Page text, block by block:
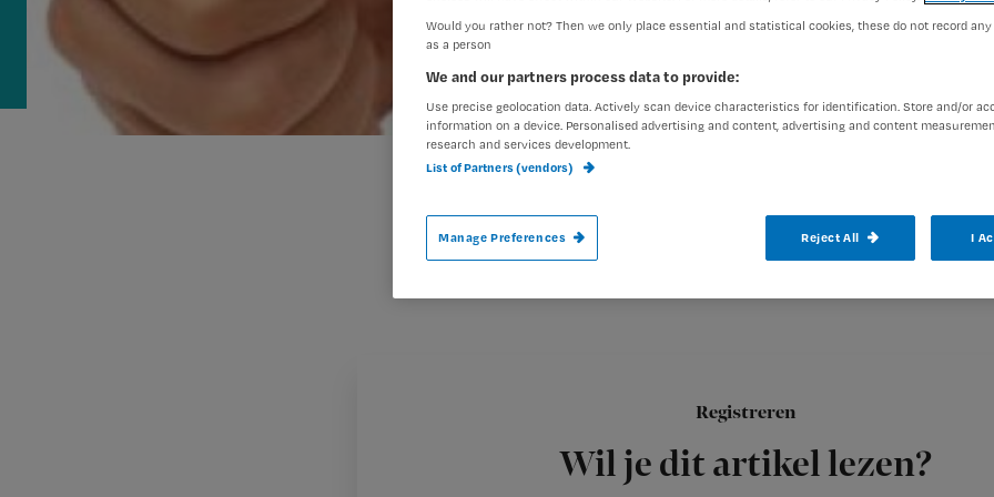
Auteur:
Registreren
Wil je dit artikel lezen?
Minister Klink heeft een goed plan,
Verpleegkundigen en artsen moeten daarom bij
inschrijving
Would you rather not? Then we only place essential and statistical cookies, these do not record
as a person
We and our partners process data to provide:
Use precise geolocation data. Actively scan device characteristics for identification. Store and/or
information on a device. Personalised advertising and content, advertising and content
research and services development.
List of Partners (vendors)
Manage Preferences Reject All I